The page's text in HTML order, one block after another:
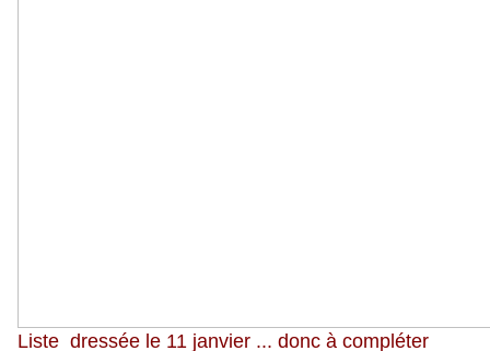
Liste dressée le 11 janvier ... donc à compléter